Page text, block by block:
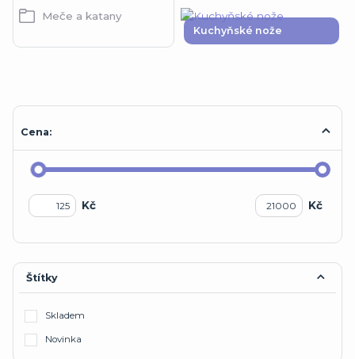
Meče a katany
Kuchyňské nože
Cena:
Kč Kč
Štítky
Skladem
Novinka